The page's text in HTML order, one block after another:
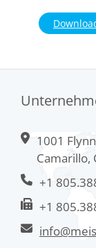
1001
Camarillo,
+1
+1